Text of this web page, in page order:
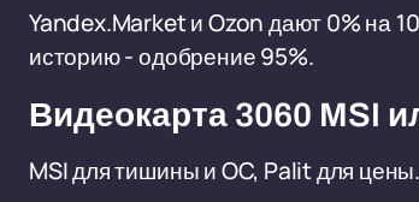
Yandex.Market и Ozon дают 0% на
историю - одобрение 95%.
Видеокарта 3060 MSI
MSI для тишины и OC, Palit для